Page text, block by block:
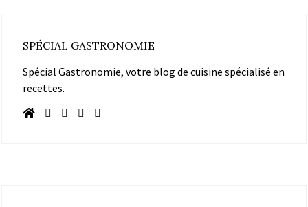
SPÉCIAL GASTRONOMIE
Spécial Gastronomie, votre blog de cuisine spécialisé en
recettes.